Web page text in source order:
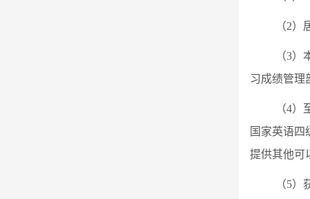
（2
（3
习成绩管理
（4
国家英语四
提供其他可
（5